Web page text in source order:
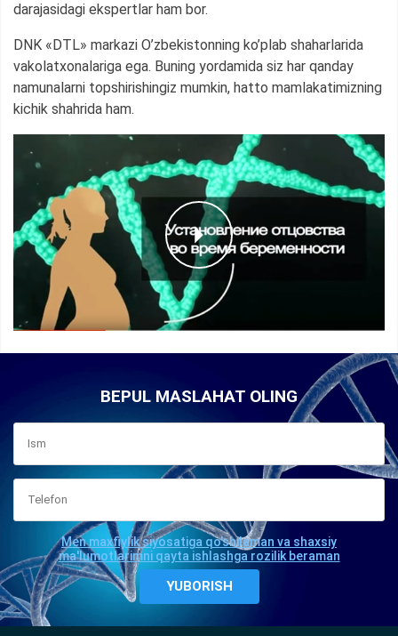
darajasidagi ekspertlar ham bor.
DNK «DTL» markazi O’zbekistonning ko’plab shaharlarida
vakolatxonalariga ega. Buning yordamida siz har qanday
namunalarni topshirishingiz mumkin, hatto mamlakatimizning
kichik shahrida ham.
BEPUL MASLAHAT OLING
Men maxfiylik siyosatiga qo'shilaman va shaxsiy
ma'lumotlarimni qayta ishlashga rozilik beraman